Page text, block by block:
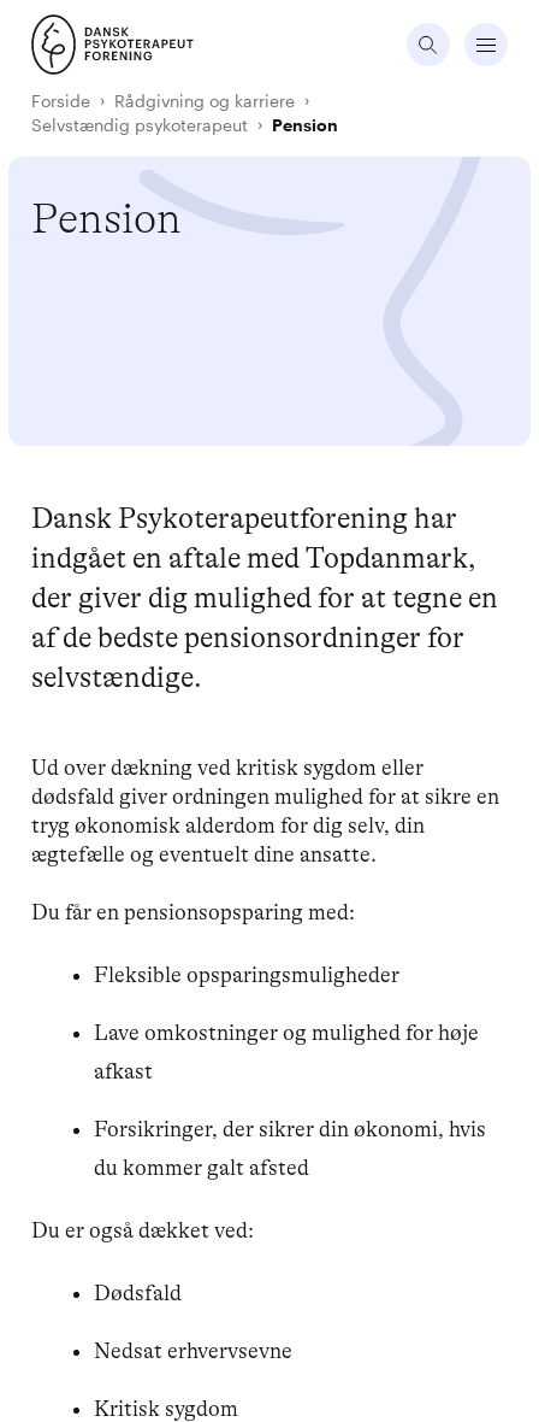
Forside
Rådgivning og karriere
Selvstændig psykoterapeut
Pension
Pension
Dansk Psykoterapeutforening har
indgået en aftale med Topdanmark,
der giver dig mulighed for at tegne en
af de bedste pensionsordninger for
selvstændige.
Ud over dækning ved kritisk sygdom eller
dødsfald giver ordningen mulighed for at sikre en
tryg økonomisk alderdom for dig selv, din
ægtefælle og eventuelt dine ansatte.
Du får en pensionsopsparing med:
Fleksible opsparingsmuligheder
Lave omkostninger og mulighed for høje
afkast
Forsikringer, der sikrer din økonomi, hvis
du kommer galt afsted
Du er også dækket ved:
Dødsfald
Nedsat erhvervsevne
Kritisk sygdom